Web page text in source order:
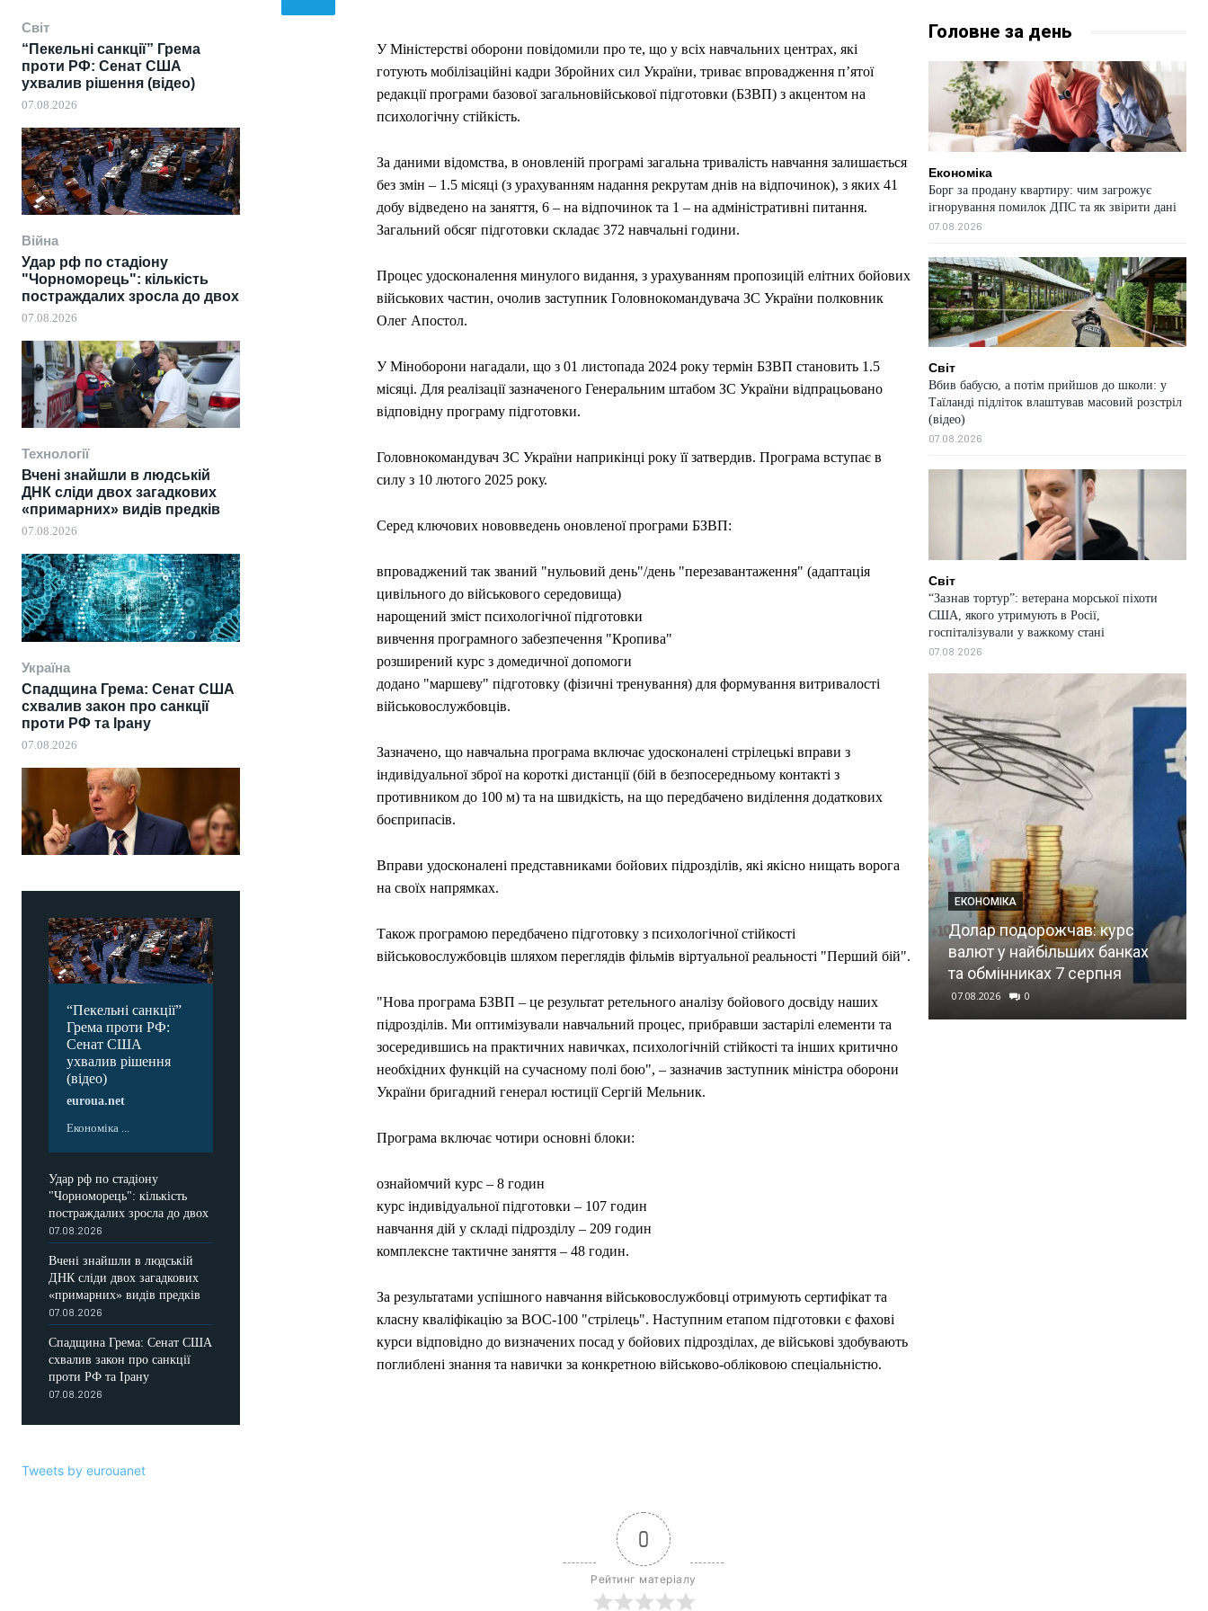
Світ
“Пекельні санкції” Грема
проти РФ: Сенат США
ухвалив рішення (відео)
07.08.2026
Війна
Удар рф по стадіону
"Чорноморець": кількість
постраждалих зросла до двох
07.08.2026
Технології
Вчені знайшли в людській
ДНК сліди двох загадкових
«примарних» видів предків
07.08.2026
Україна
Спадщина Грема: Сенат США
схвалив закон про санкції
проти РФ та Ірану
07.08.2026
“Пекельні санкції”
Грема проти РФ:
Сенат США
ухвалив рішення
(відео)
euroua.net
Економіка ...
Удар рф по стадіону
"Чорноморець": кількість
постраждалих зросла до двох
07.08.2026
Вчені знайшли в людській
ДНК сліди двох загадкових
«примарних» видів предків
07.08.2026
Спадщина Грема: Сенат США
схвалив закон про санкції
проти РФ та Ірану
07.08.2026
Tweets by eurouanet
У Міністерстві оборони повідомили про те, що у всіх навчальних центрах, які
готують мобілізаційні кадри Збройних сил України, триває впровадження п’ятої
редакції програми базової загальновійськової підготовки (БЗВП) з акцентом на
психологічну стійкість.
За даними відомства, в оновленій програмі загальна тривалість навчання залишається
без змін – 1.5 місяці (з урахуванням надання рекрутам днів на відпочинок), з яких 41
добу відведено на заняття, 6 – на відпочинок та 1 – на адміністративні питання.
Загальний обсяг підготовки складає 372 навчальні години.
Процес удосконалення минулого видання, з урахуванням пропозицій елітних бойових
військових частин, очолив заступник Головнокомандувача ЗС України полковник
Олег Апостол.
У Міноборони нагадали, що з 01 листопада 2024 року термін БЗВП становить 1.5
місяці. Для реалізації зазначеного Генеральним штабом ЗС України відпрацьовано
відповідну програму підготовки.
Головнокомандувач ЗС України наприкінці року її затвердив. Програма вступає в
силу з 10 лютого 2025 року.
Серед ключових нововведень оновленої програми БЗВП:
впроваджений так званий "нульовий день"/день "перезавантаження" (адаптація
цивільного до військового середовища)
нарощений зміст психологічної підготовки
вивчення програмного забезпечення "Кропива"
розширений курс з домедичної допомоги
додано "маршеву" підготовку (фізичні тренування) для формування витривалості
військовослужбовців.
Зазначено, що навчальна програма включає удосконалені стрілецькі вправи з
індивідуальної зброї на короткі дистанції (бій в безпосередньому контакті з
противником до 100 м) та на швидкість, на що передбачено виділення додаткових
боєприпасів.
Вправи удосконалені представниками бойових підрозділів, які якісно нищать ворога
на своїх напрямках.
Також програмою передбачено підготовку з психологічної стійкості
військовослужбовців шляхом переглядів фільмів віртуальної реальності "Перший бій".
"Нова програма БЗВП – це результат ретельного аналізу бойового досвіду наших
підрозділів. Ми оптимізували навчальний процес, прибравши застарілі елементи та
зосередившись на практичних навичках, психологічній стійкості та інших критично
необхідних функцій на сучасному полі бою", – зазначив заступник міністра оборони
України бригадний генерал юстиції Сергій Мельник.
Програма включає чотири основні блоки:
ознайомчий курс – 8 годин
курс індивідуальної підготовки – 107 годин
навчання дій у складі підрозділу – 209 годин
комплексне тактичне заняття – 48 годин.
За результатами успішного навчання військовослужбовці отримують сертифікат та
класну кваліфікацію за ВОС-100 "стрілець". Наступним етапом підготовки є фахові
курси відповідно до визначених посад у бойових підрозділах, де військові здобувають
поглиблені знання та навички за конкретною військово-обліковою спеціальністю.
0
Рейтинг матеріалу
Головне за день
Економіка
Борг за продану квартиру: чим загрожує
ігнорування помилок ДПС та як звірити дані
07.08.2026
Світ
Вбив бабусю, а потім прийшов до школи: у
Таїланді підліток влаштував масовий розстріл
(відео)
07.08.2026
Світ
“Зазнав тортур”: ветерана морської піхоти
США, якого утримують в Росії,
госпіталізували у важкому стані
07.08.2026
ЕКОНОМІКА
Долар подорожчав: курс
валют у найбільших банках
та обмінниках 7 серпня
07.08.2026 0